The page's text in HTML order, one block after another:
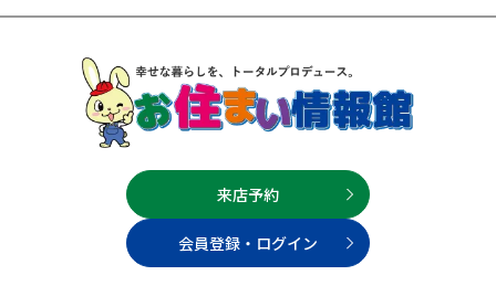
来店予約
会員登録・ログイン